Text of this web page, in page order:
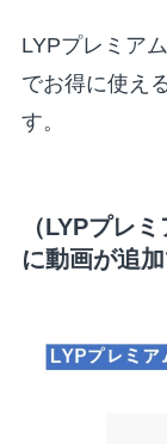
LYPプレミア
でお得に使え
す。
（LYPプレ
に動画が追